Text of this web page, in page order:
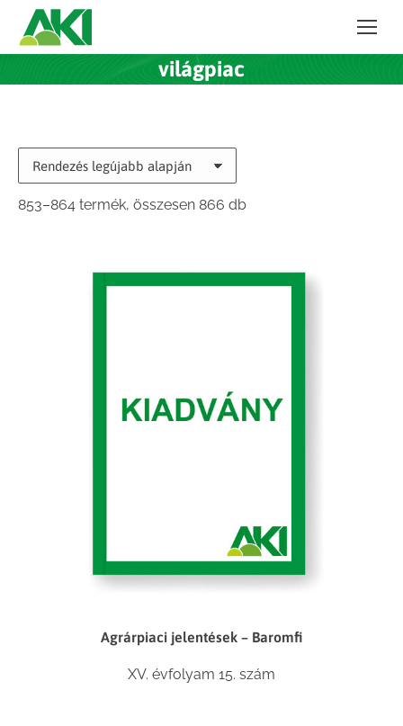
világpiac
853–864 termék, összesen 866 dbSorted
Agrárpiaci jelentések – Baromfi
XV. évfolyam 15. szám